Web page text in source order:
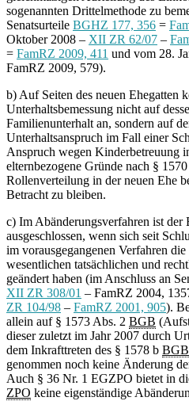
sogenannten Drittelmethode zu
Senatsurteile BGHZ 177, 356 =
Oktober 2008 – XII ZR 62/07 –
= FamRZ 2009, 411 und vom 28.
FamRZ 2009, 579).
b) Auf Seiten des neuen Ehegatten
Unterhaltsbemessung nicht auf
Familienunterhalt an, sondern auf
Unterhaltsanspruch im Fall einer
Anspruch wegen Kinderbetreuung
elternbezogene Gründe nach §
Rollenverteilung in der neuen Ehe
Betracht zu bleiben.
c) Im Abänderungsverfahren ist
ausgeschlossen, wenn sich seit
im vorausgegangenen Verfahren
wesentlichen tatsächlichen und
geändert haben (im Anschluss an
XII ZR 308/01 – FamRZ 2004,
ZR 104/98 – FamRZ 2001, 905).
allein auf § 1573 Abs. 2 BGB
dieser zuletzt im Jahr 2007 durch
dem Inkrafttreten des § 1578 b BGB
genommen noch keine Änderung
Auch § 36 Nr. 1 EGZPO bietet in
ZPO keine eigenständige